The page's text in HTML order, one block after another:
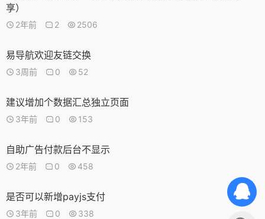
享）
2年前 2 2506
易导航欢迎友链交换
3周前 0 52
建议增加个数据汇总独立页面
3年前 0 153
自助广告付款后台不显示
2年前 0 458
是否可以新增payjs支付
3年前 0 338